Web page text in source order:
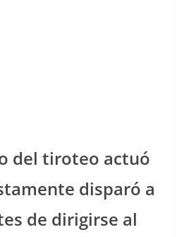
del tiroteo actuó
disparó a
de dirigirse al